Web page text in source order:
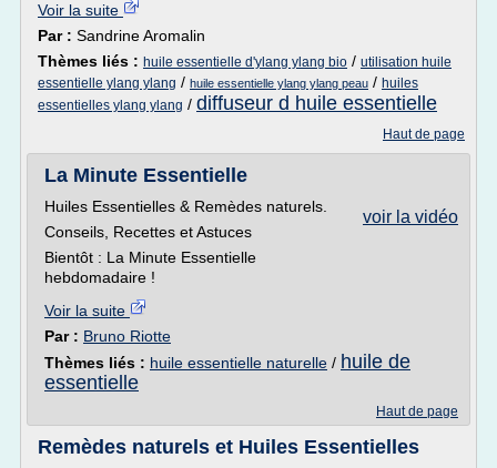
Voir la suite
Par : Sandrine Aromalin
Thèmes liés : huile essentielle d'ylang ylang bio / utilisation huile
essentielle ylang ylang / huile essentielle ylang ylang peau / huiles
essentielles ylang ylang / diffuseur d huile essentielle
Haut de page
La Minute Essentielle
voir la vidéo
Huiles Essentielles & Remèdes naturels.
Conseils, Recettes et Astuces
Bientôt : La Minute Essentielle
hebdomadaire !
Voir la suite
Par : Bruno Riotte
Thèmes liés : huile essentielle naturelle / huile de
essentielle
Haut de page
Remèdes naturels et Huiles Essentielles